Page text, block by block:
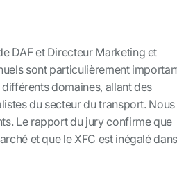
DAF et Directeur Marketing et
sont particulièrement
domaines, allant des
du secteur du transport. Nous
Le rapport du jury confirme que
et que le XFC est inégalé